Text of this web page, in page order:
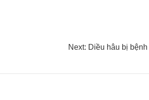
Next: Diều hâu bị bệnh